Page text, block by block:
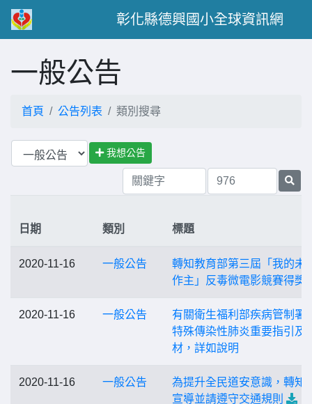
彰化縣德興國小全球資訊網
一般公告
首頁 公告列表 類別搜尋
我想公告
日期 類別 標題
2020-11-16 一般公告
轉知教育部第三屆「我的未
作主」反毒微電影競賽得獎
2020-11-16 一般公告
有關衛生福利部疾病管制署
特殊傳染性肺炎重要指引及
材，詳如說明
2020-11-16 一般公告
為提升全民道安意識，轉知
宣導並請遵守交通規則